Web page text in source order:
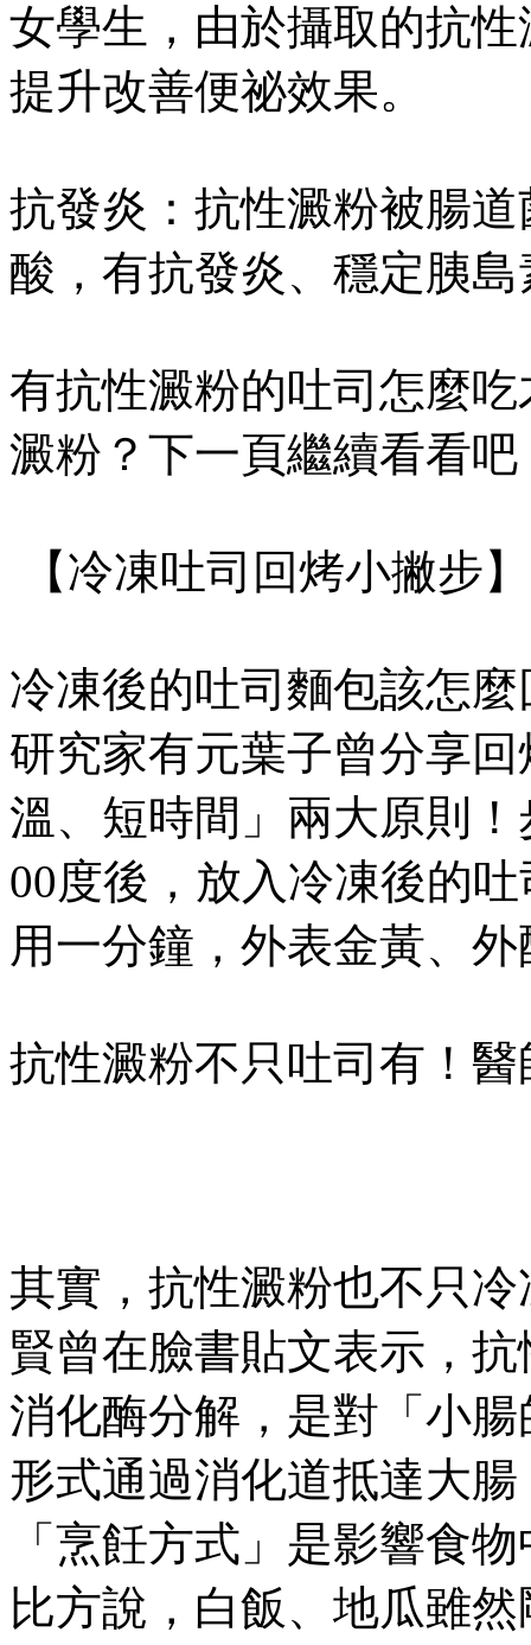
女學生，由於攝取的抗
提升改善便祕效果。
抗發炎：抗性澱粉被腸
酸，有抗發炎、穩定胰
有抗性澱粉的吐司怎麼
澱粉？下一頁繼續看看吧
【冷凍吐司回烤小撇步】
冷凍後的吐司麵包該怎
研究家有元葉子曾分享
溫、短時間」兩大原則
00度後，放入冷凍後的
用一分鐘，外表金黃、
抗性澱粉不只吐司有！
其實，抗性澱粉也不只
賢曾在臉書貼文表示，
消化酶分解，是對「小
形式通過消化道抵達大
「烹飪方式」是影響食
比方說，白飯、地瓜雖